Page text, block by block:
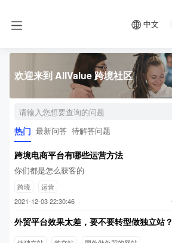
中文
欢迎来到 AllValue 跨境社区
热门 最新问答 待解答问题
跨境电商平台有哪些运营方法
你们都是怎么获客的
跨境
运营
2021-12-03 22:30:46
外贸平台效果太差，要不要转型做独立站？